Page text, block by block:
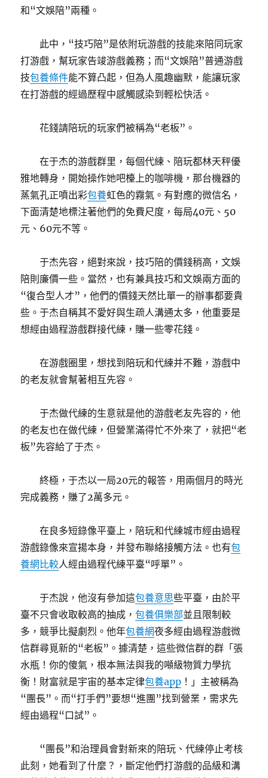
和“文娛陪”兩種。
此中，“技巧陪”是依附玩游戲的技能來陪同玩家
打游戲，幫玩家告竣游戲義務；而“文娛陪”普通游戲
技包養條件能不算凸起，但為人風趣幽默，能讓玩家
在打游戲的經過歷程中感觸感染到輕松快活。
花錢請陪玩的玩家們被稱為“老板”。
在于杰的游戲群里，每個代練、陪玩都林天秤優
雅地轉身，開始操作她吧檯上的咖啡機，那台機器的
蒸氣孔正噴出彩包養虹色的霧氣。有對應的微信名，
下面清楚地標注著他們的免費尺度，每局40元、50
元、60元不等。
于杰先容，絕對來說，技巧陪的價錢稍高，文娛
陪則廉價一些。當然，也有兼具技巧和文娛兩方面的
“復合型人才”，他們的價錢天然比單一的辦事都要貴
些。于杰自稱其不愛好與生疏人溝通太多，他重要是
想經由過程游戲群接代練，賺一些零花錢。
在游戲圈里，想找到陪玩和代練并不難，游戲中
的老友就會幫著相互先容。
于杰做代練的生意就是他的游戲老友先容的，他
的老友也在做代練，但營業滿得忙不外來了，就把“老
板”先容給了于杰。
終極，于杰以一局20元的報答，用兩個月的時光
完成義務，賺了2萬多元。
在良多短錄像平臺上，陪玩和代練城市經由過程
游戲錄像來宣揚本身，并發布聯絡接觸方法。也有包
養網比較人經由過程代練平臺“呼單”。
于杰說，他沒有參加這包養意思些平臺，由於平
臺不只會收取較高的抽成，包養俱樂部並且限制較
多，競爭比擬劇烈。他年包養網夜多經由過程游戲微
信群尋覓新的“老板”。據清楚，這些微信群的群「張
水瓶！你的傻氣，根本無法與我的噸級物質力學抗
衡！財富就是宇宙的基本定律包養app ！」主被稱為
“團長”。而“打手們”要想“進團”找到營業，需求先
經由過程“口試”。
“團長”和治理員會對新來的陪玩、代練停止考核
此刻，她看到了什麼？，斷定他們打游戲的品級和溝